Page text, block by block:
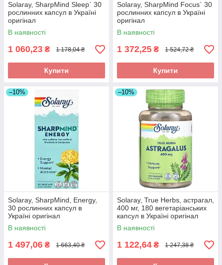
Solaray, SharpMind Sleep` 30
рослинних капсул в Україні
оригінал
В наявності
1 060,23 ₴ 1 178,04 ₴
Купити
Solaray, SharpMind Focus` 30
рослинних капсул в Україні
оригінал
В наявності
1 372,25 ₴ 1 524,72 ₴
Купити
–10%
Solaray, SharpMind, Energy,
30 рослинних капсул в
Україні оригінал
В наявності
1 497,06 ₴ 1 663,40 ₴
–10%
Solaray, True Herbs, астрагал,
400 мг, 180 вегетаріанських
капсул в Україні оригінал
В наявності
1 122,64 ₴ 1 247,38 ₴